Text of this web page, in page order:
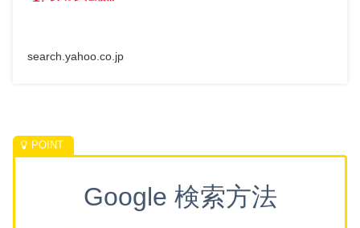
search.yahoo.co.jp
Google 検索方法